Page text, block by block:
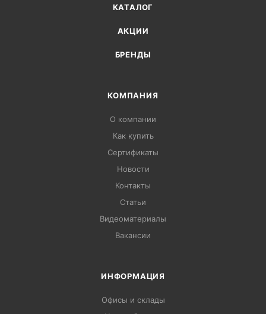
КАТАЛОГ
АКЦИИ
БРЕНДЫ
КОМПАНИЯ
О компании
Как купить
Сертификаты
Новости
Контакты
Статьи
Видеоматериалы
Вакансии
ИНФОРМАЦИЯ
Офисы и склады